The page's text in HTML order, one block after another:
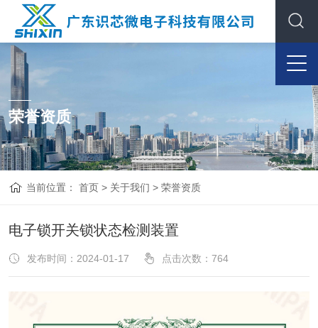
荣誉资质
当前位置：首页 > 关于我们 >荣誉资质
电子锁开关锁状态检测装置
发布时间：2024-01-17 点击次数： 764